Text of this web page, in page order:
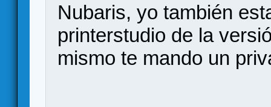
Nubaris, yo también
printerstudio de la
mismo te mando un